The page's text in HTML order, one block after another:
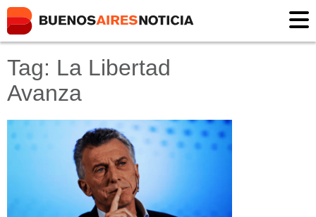
Tag: La Libertad
Avanza